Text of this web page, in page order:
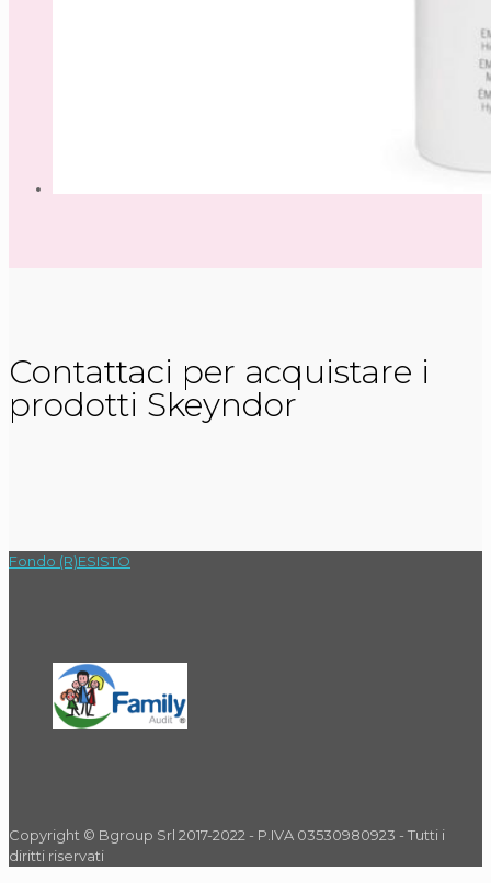
Contattaci per acquistare i
prodotti Skeyndor
Fondo (R)ESISTO
Copyright © Bgroup Srl 2017-2022 - P.IVA 03530980923 - Tutti i
diritti riservati